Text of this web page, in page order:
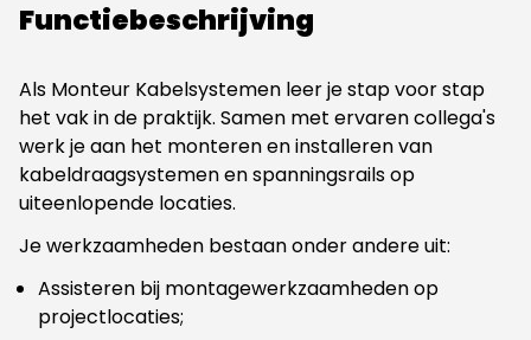
Functiebeschrijving
Als Monteur Kabelsystemen leer je stap voor stap
het vak in de praktijk. Samen met ervaren collega's
werk je aan het monteren en installeren van
kabeldraagsystemen en spanningsrails op
uiteenlopende locaties.
Je werkzaamheden bestaan onder andere uit:
Assisteren bij montagewerkzaamheden op
projectlocaties;